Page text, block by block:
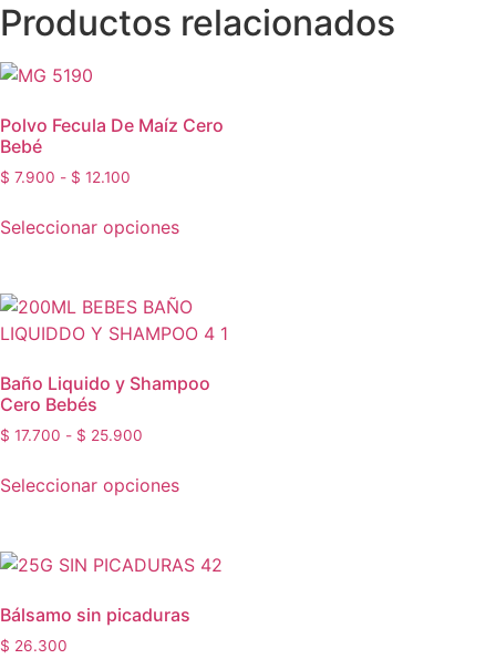
Productos relacionados
Polvo Fecula De Maíz Cero
Bebé
$ 7.900 - $ 12.100
Seleccionar opciones
Baño Liquido y Shampoo
Cero Bebés
$ 17.700 - $ 25.900
Seleccionar opciones
Bálsamo sin picaduras
$ 26.300